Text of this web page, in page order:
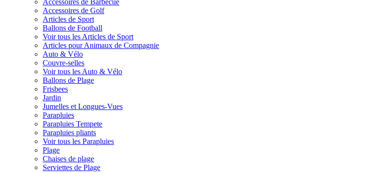
Accessoires de Barbecue
Accessoires de Golf
Articles de Sport
Ballons de Football
Voir tous les Articles de Sport
Articles pour Animaux de Compagnie
Auto & Vélo
Couvre-selles
Voir tous les Auto & Vélo
Ballons de Plage
Frisbees
Jardin
Jumelles et Longues-Vues
Parapluies
Parapluies Tempete
Parapluies pliants
Voir tous les Parapluies
Plage
Chaises de plage
Serviettes de Plage